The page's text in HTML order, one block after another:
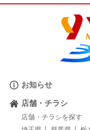
お知らせ
店舗・チラシ
店舗・チラシを探す